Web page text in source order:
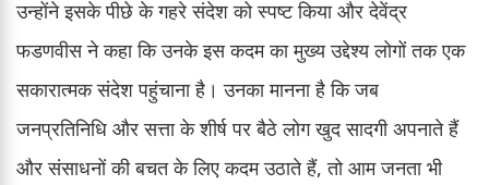
उन्होंने इसके पीछे के गहरे संदेश को स्पष्ट किया और देवेंद्र
फडणवीस ने कहा कि उनके इस कदम का मुख्य उद्देश्य लोगों तक एक
सकारात्मक संदेश पहुंचाना है। उनका मानना है कि जब
जनप्रतिनिधि और सत्ता के शीर्ष पर बैठे लोग खुद सादगी अपनाते हैं
और संसाधनों की बचत के लिए कदम उठाते हैं, तो आम जनता भी